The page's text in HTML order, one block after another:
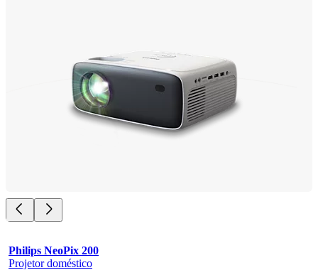
Philips NeoPix 200
Projetor doméstico